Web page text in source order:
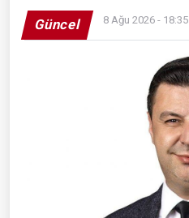
Güncel 8 Ağu 2026 - 18:35